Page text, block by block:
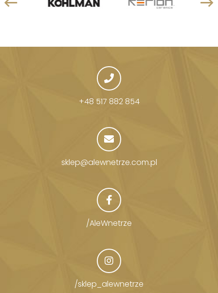
+48 517 882 854
sklep@alewnetrze.com.pl
/AleWnetrze
/sklep_alewnetrze